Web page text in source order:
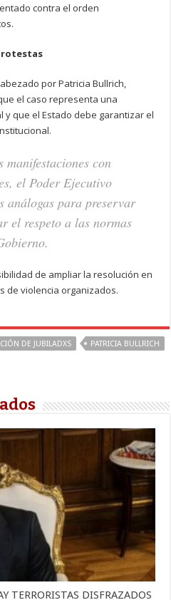
contra el orden
por Patricia Bullrich,
el caso representa una
que el Estado debe garantizar el
manifestaciones con
el Poder Ejecutivo
análogas para preservar
el respeto a las normas
de ampliar la resolución en
de violencia organizados.
DE JUBILADXS
PATRICIA BULLRICH
TERRORISTAS DISFRAZADOS